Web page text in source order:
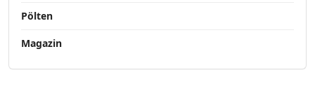
Pölten
Magazin